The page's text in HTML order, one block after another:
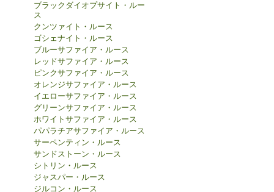
ブラックダイオプサイト・ルー
ス
クンツァイト・ルース
ゴシェナイト・ルース
ブルーサファイア・ルース
レッドサファイア・ルース
ピンクサファイア・ルース
オレンジサファイア・ルース
イエローサファイア・ルース
グリーンサファイア・ルース
ホワイトサファイア・ルース
パパラチアサファイア・ルース
サーペンティン・ルース
サンドストーン・ルース
シトリン・ルース
ジャスパー・ルース
ジルコン・ルース